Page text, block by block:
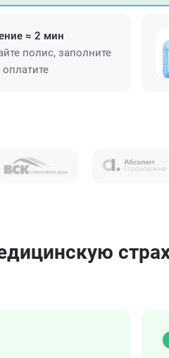
≈ 2 мин
полис, заполните